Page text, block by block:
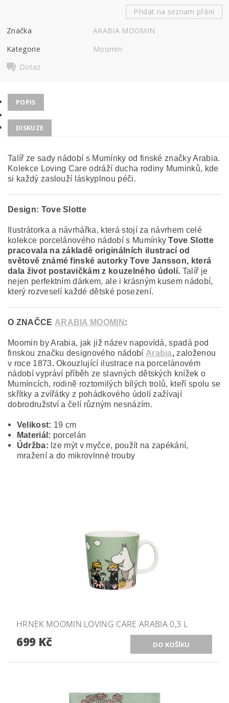
Přidat na seznam přání
Značka
ARABIA MOOMIN
Kategorie
Moomin
Dotaz
POPIS
DISKUZE
Talíř ze sady nádobí s Mumínky od finské značky Arabia.
Kolekce Loving Care odráží ducha rodiny Muminků, kde
si každý zaslouží láskyplnou péči.
Design: Tove Slotte
Ilustrátorka a návrhářka, která stojí za návrhem celé
kolekce porcelánového nádobí s MumínkyTove Slotte
pracovala na základě originálních ilustrací od
světově známé finské autorky Tove Jansson, která
dala život postavičkám z kouzelného údolí. Talíř je
nejen perfektním dárkem, ale i krásným kusem nádobí,
který rozveselí každé dětské posezení.
O ZNAČCE ARABIA MOOMIN :
Moomin by Arabia, jak již název napovídá, spadá pod
finskou značku designového nádobí Arabia, založenou
v roce 1873.Okouzlující ilustrace na porcelánovém
nádobí vypráví příběh ze slavných dětských knížek o
Mumíncích, rodině roztomilých bílých trolů, kteří spolu se
skřítky a zvířátky z pohádkového údolí zažívají
dobrodružství a čelí různým nesnázím.
Velikost: 19 cm
Materiál: porcelán
Údržba: lze mýt v myčce, použít na zapékání,
mražení a do mikrovlnné trouby
HRNEK MOOMIN LOVING CARE ARABIA 0,3 L
699 Kč